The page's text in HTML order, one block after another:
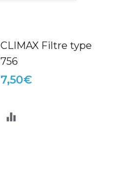
CLIMAX Filtre type
756
7,50€